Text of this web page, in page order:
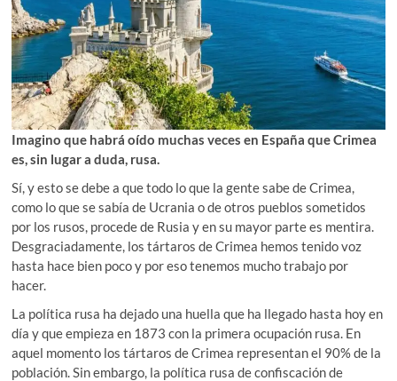
Imagino que habrá oído muchas veces en España que Crimea
es, sin lugar a duda, rusa.
Sí, y esto se debe a que todo lo que la gente sabe de Crimea,
como lo que se sabía de Ucrania o de otros pueblos sometidos
por los rusos, procede de Rusia y en su mayor parte es mentira.
Desgraciadamente, los tártaros de Crimea hemos tenido voz
hasta hace bien poco y por eso tenemos mucho trabajo por
hacer.
La política rusa ha dejado una huella que ha llegado hasta hoy en
día y que empieza en 1873 con la primera ocupación rusa. En
aquel momento los tártaros de Crimea representan el 90% de la
población. Sin embargo, la política rusa de confiscación de